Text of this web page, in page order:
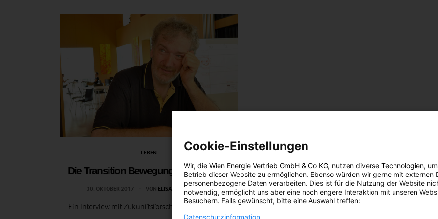
LEBEN
Die Transition Bewegung in Österreich
30. OKTOBER 2017 VON ELISABETH DEMETER
Ein Interview mit Zukunftsforscher Franz Nahrada.
Cookie-Einstellungen
Wir, die Wien Energie Vertrieb GmbH & Co KG, nutzen diverse Technologien,
Betrieb dieser Website zu ermöglichen. Ebenso würden wir gerne mit externen
personenbezogene Daten verarbeiten. Dies ist für die Nutzung der Website
notwendig, ermöglicht uns aber eine noch engere Interaktion mit unseren
Besuchern. Falls gewünscht, bitte eine Auswahl treffen:
Datenschutzinformation